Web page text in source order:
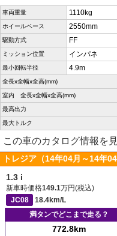
車両重量 1110kg
ホイールベース 2550mm
駆動方式 FF
ミッション位置 インパネ
最小回転半径 4.9m
全長x全幅x全高(mm)
室内 全長x全幅x全高(mm)
最高出力
最大トルク
この車のカタログ情報を
トレジア（14年04月～14年
1.3 i
新車時価格149.1万円(税込)
JC08
18.4km/L
満タンでどこまで走る？
772.8km